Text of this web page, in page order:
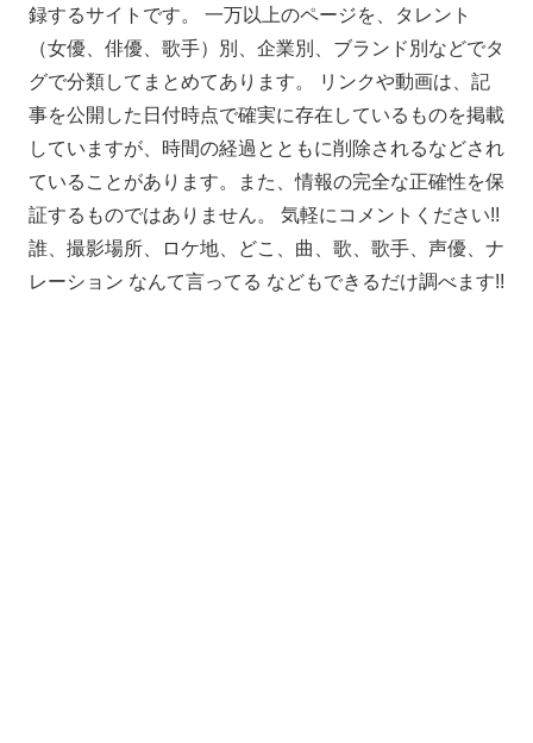
録するサイトです。 一万以上のページを、タレント
（女優、俳優、歌手）別、企業別、ブランド別などでタ
グで分類してまとめてあります。 リンクや動画は、記
事を公開した日付時点で確実に存在しているものを掲載
していますが、時間の経過とともに削除されるなどされ
ていることがあります。また、情報の完全な正確性を保
証するものではありません。 気軽にコメントください!!
誰、撮影場所、ロケ地、どこ、曲、歌、歌手、声優、ナ
レーション なんて言ってる などもできるだけ調べます!!